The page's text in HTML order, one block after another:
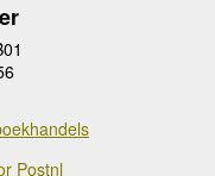
Postnl